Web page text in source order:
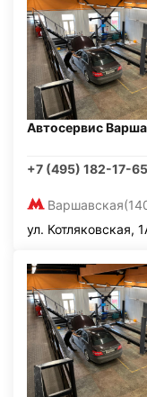
Автосервис
+7 (495) 182-17-65
Варшавская
ул. Котляковская,